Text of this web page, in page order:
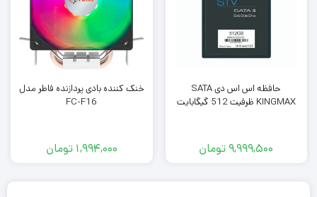
حافظه اس اس دی SATA
KINGMAX ظرفیت 512 گیگابایت
9,999,500تومان
خنک کننده بادی پردازنده فاطر مدل
FC-F16
1,994,000 تومان